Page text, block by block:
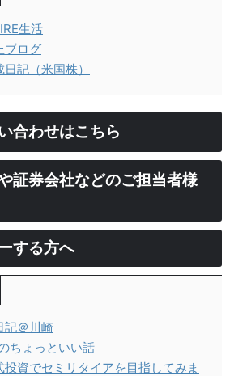
生活
ブログ
記（米国株）
合わせはこちら
証券会社などのご担当者様
する方へ
記＠川崎
ちょっといい話
資でセミリタイアを目指してみま